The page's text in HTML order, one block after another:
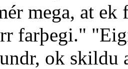
mega, at
farþegi."
ok skildu